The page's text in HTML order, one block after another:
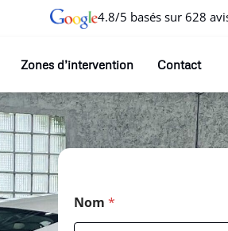
4.8/5 basés sur 628
Zones d’intervention Contact
Nom *